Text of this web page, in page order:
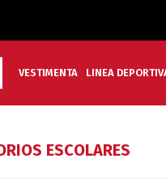
VESTIMENTA LINEA
ESCOLARES